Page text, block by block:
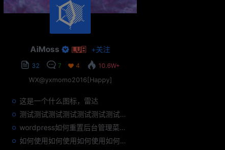
AiMoss +关注
32 7 4
10.6W+
WX@yxmomo2016[Happy]
这是一个什么图标，雷达
测试测试测试测试测试测试测试测试测试测试
wordpress如何重置后台管理菜单排序
如何使用如何使用如何使用如何使用如何使用